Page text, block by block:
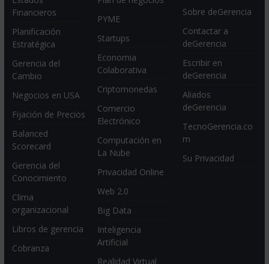
Financieros
Planificación
Estratégica
Gerencia del
Cambio
Negocios en USA
Fijación de Precios
Balanced
Scorecard
Gerencia del
Conocimiento
Clima
organizacional
Libros de gerencia
Cobranza
PYME
Startups
Economia
Colaborativa
Criptomonedas
Comercio
Electrónico
Computación en
La Nube
Privacidad Online
Web 2.0
Big Data
Inteligencia
Artificial
Realidad Virtual
Sobre deGerencia
Contactar a
deGerencia
Escribir en
deGerencia
Aliados
deGerencia
TecnoGerencia.co
m
Su Privacidad